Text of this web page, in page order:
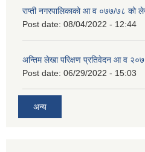
राप्ती नगरपालिकाको आ व ०७७/७८ को
Post date: 08/04/2022 - 12:44
अन्तिम लेखा परिक्षण प्रतिवेदन आ व
Post date: 06/29/2022 - 15:03
अन्य